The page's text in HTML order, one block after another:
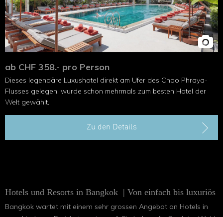
ab CHF 358.- pro Person
Dieses legendäre Luxushotel direkt am Ufer des Chao Phraya-
Flusses gelegen, wurde schon mehrmals zum besten Hotel der
Welt gewählt.
Zu den Details
Hotels und Resorts in Bangkok | Von einfach bis luxuriös
Bangkok wartet mit einem sehr grossen Angebot an Hotels in